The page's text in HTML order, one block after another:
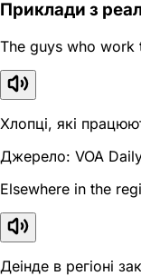
Приклади з
The guys who work
Хлопці, які
Джерело: VOA
Elsewhere in the
Деінде в регіоні